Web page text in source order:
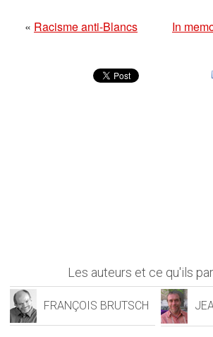
« Racisme anti-Blancs In
Les auteurs et ce qu'ils
FRANÇOIS BRUTSCH